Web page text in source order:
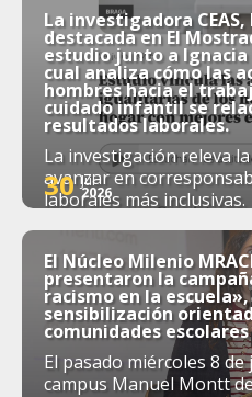
La investigadora
destacada en El
estudio junto a
cual analiza cómo las
hombres hacia el
cuidado infantil se
resultados laborales.
La investigación releva
avanzar en
laborales más inclusivas.
30 Jul
2026
El Núcleo Milenio
presentaron la
racismo en la
sensibilización
comunidades
El pasado miércoles 8
campus Manuel Montt